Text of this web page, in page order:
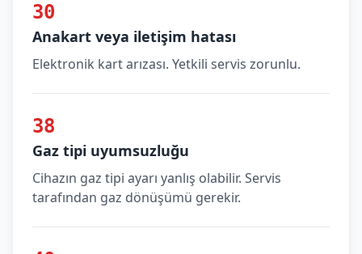
30
Anakart veya iletişim hatası
Elektronik kart arızası. Yetkili servis zorunlu.
38
Gaz tipi uyumsuzluğu
Cihazın gaz tipi ayarı yanlış olabilir. Servis
tarafından gaz dönüşümü gerekir.